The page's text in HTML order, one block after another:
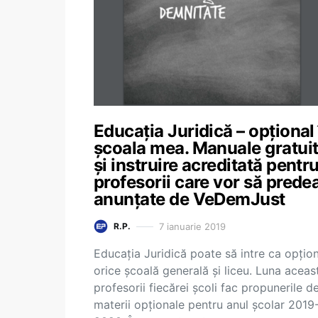
Educația Juridică – opțional
școala mea. Manuale
și instruire acreditată pentru
profesorii care vor să
anunțate de VeDemJust
R.P. 7 ianuarie 2019
Educația Juridică poate să intre ca
orice școală generală și liceu. Luna
profesorii fiecărei școli fac propunerile
materii opționale pentru anul școlar